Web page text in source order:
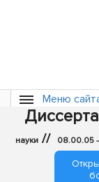
Меню
науки // 08.00.05